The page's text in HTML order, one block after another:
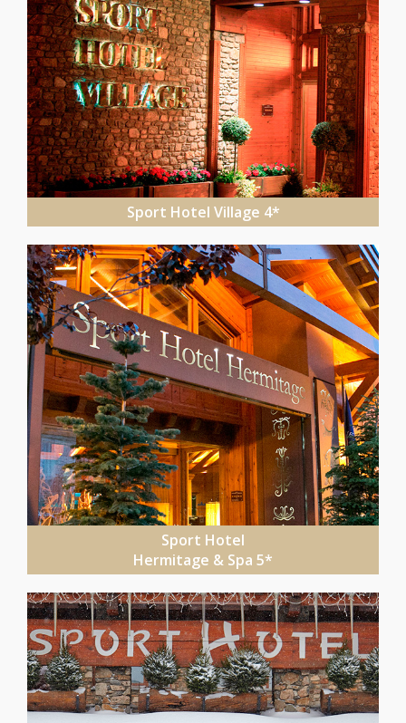
Sport Hotel Village 4*
Sport Hotel
Hermitage & Spa 5*